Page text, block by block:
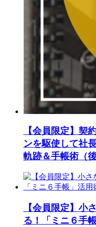
【会員限定】契
ンを駆使して社
軌跡＆手帳術（後
【会員限定】小
る！「ミニ６手